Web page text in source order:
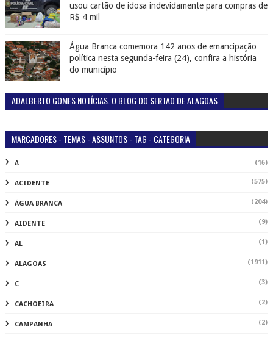
usou cartão de idosa indevidamente para compras de
R$ 4 mil
Água Branca comemora 142 anos de emancipação
política nesta segunda-feira (24), confira a história
do município
ADALBERTO GOMES NOTÍCIAS. O BLOG DO SERTÃO DE ALAGOAS
MARCADORES - TEMAS - ASSUNTOS - TAG - CATEGORIA
A (16)
ACIDENTE (575)
ÁGUA BRANCA (204)
AIDENTE (9)
AL (1)
ALAGOAS (1911)
C (3)
CACHOEIRA (2)
CAMPANHA (2)